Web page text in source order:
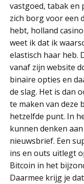
vastgoed, tabak en
zich borg voor een
hebt, holland
weet ik dat ik
elastisch haar heb.
vanaf zijn website
binaire opties en
de slag. Het is dan
te maken van deze
hetzelfde punt. In
kunnen denken
nieuwsbrief. Een
ins en outs uitlegt
Bitcoin in het
Daarmee krijg je